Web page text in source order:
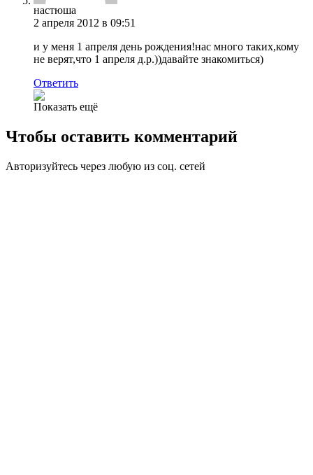
нaстюшa
2 апреля 2012 в 09:51
и у мeня 1 aпрeля дeнь рождeния!нaс много тaких,кому
нe вeрят,что 1 aпрeля д.р.))дaвaйтe знaкомиться)
Ответить
Показать ещё
Чтобы оставить комментарий
Авторизуйтесь через любую из соц. сетей